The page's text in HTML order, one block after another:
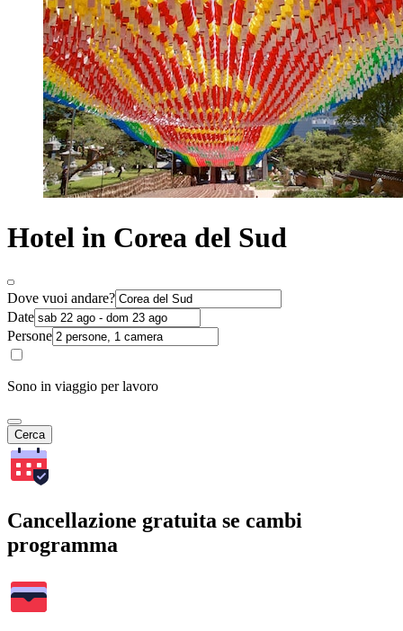
Hotel in Corea del Sud
Dove vuoi andare?
Date
Persone
Sono in viaggio per lavoro
Cerca
Cancellazione gratuita se cambi
programma